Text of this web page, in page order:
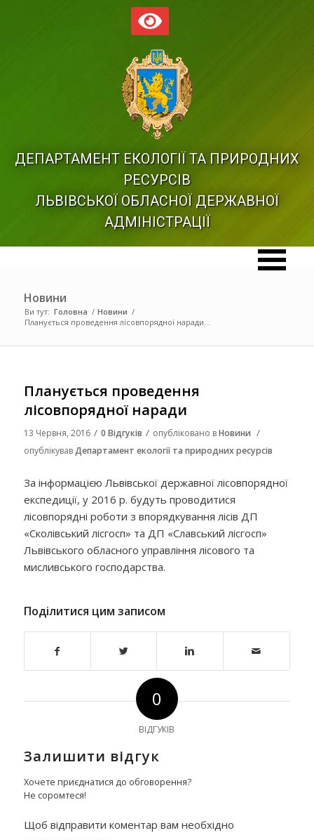
ДЕПАРТАМЕНТ ЕКОЛОГІЇ ТА ПРИРОДНИХ
РЕСУРСІВ
ЛЬВІВСЬКОЇ ОБЛАСНОЇ ДЕРЖАВНОЇ
АДМІНІСТРАЦІЇ
Новини
Ви тут: Головна / Новини /
Планується проведення лісовпорядної наради...
Планується проведення
лісовпорядної наради
13 Червня, 2016 / 0 Відгуків / опубліковано вНовини /
опублікувавДепартамент екології та природних ресурсів
За інформацією Львівської державної лісовпорядної
експедиції, у 2016 р. будуть проводитися
лісовпорядні роботи з впорядкування лісів ДП
«Сколівський лісгосп» та ДП «Славський лісгосп»
Львівського обласного управління лісового та
мисливського господарства.
Поділитися цим записом
0
ВІДГУКІВ
Залишити відгук
Хочете приєднатися до обговорення?
Не соромтеся!
Щоб відправити коментар вам необхідно